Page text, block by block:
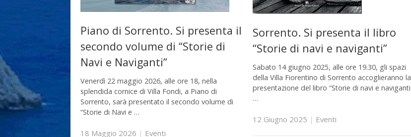
Piano di Sorrento. Si presenta il
secondo volume di “Storie di
Navi e Naviganti”
Venerdì 22 maggio 2026, alle ore 18, nella
splendida cornice di Villa Fondi, a Piano di
Sorrento, sarà presentato il secondo volume di
“Storie di Navi e …
18 Maggio 2026 | Eventi
Sorrento. Si presenta il libro
“Storie di navi e naviganti”
Sabato 14 giugno 2025, alle ore 19.30, gli spazi
della Villa Fiorentino di Sorrento accoglieranno la
presentazione del libro “Storie di navi e naviganti
…
12 Giugno 2025 | Eventi